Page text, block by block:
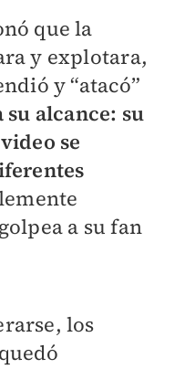
que la
y explotara,
y “atacó”
su alcance: su
se
a su fan
los